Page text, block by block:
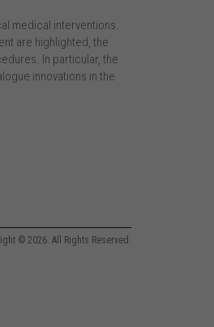
medical interventions.
are highlighted, the
In particular, the
innovations in the
© 2026. All Rights Reserved.